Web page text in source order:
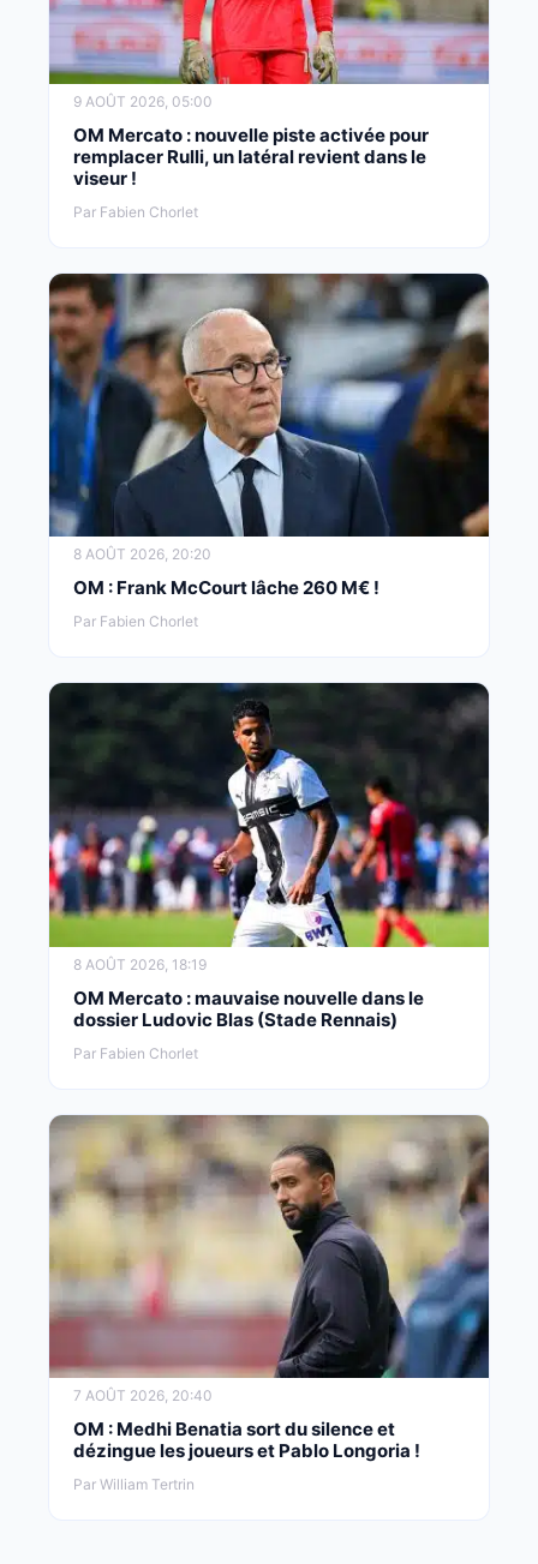
9 AOÛT 2026, 05:00
OM Mercato : nouvelle piste activée pour
remplacer Rulli, un latéral revient dans le
viseur !
Par Fabien Chorlet
8 AOÛT 2026, 20:20
OM : Frank McCourt lâche 260 M€ !
Par Fabien Chorlet
8 AOÛT 2026, 18:19
OM Mercato : mauvaise nouvelle dans le
dossier Ludovic Blas (Stade Rennais)
Par Fabien Chorlet
7 AOÛT 2026, 20:40
OM : Medhi Benatia sort du silence et
dézingue les joueurs et Pablo Longoria !
Par William Tertrin